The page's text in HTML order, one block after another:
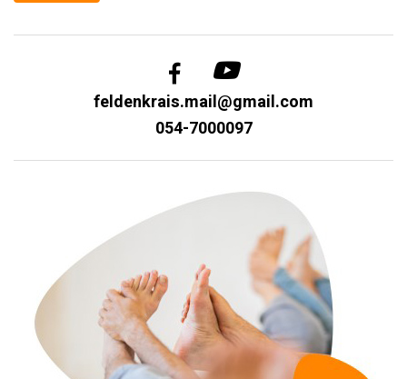
feldenkrais.mail@gmail.com
054-7000097